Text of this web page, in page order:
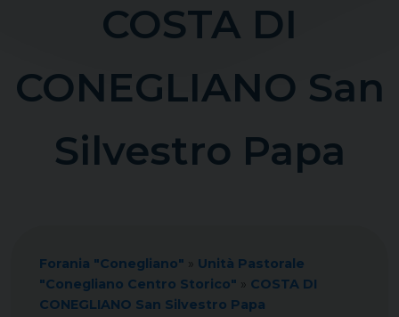
COSTA DI
CONEGLIANO San
Silvestro Papa
Forania "Conegliano" » Unità Pastorale
"Conegliano Centro Storico" » COSTA DI
CONEGLIANO San Silvestro Papa